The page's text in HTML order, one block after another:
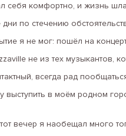
себя комфортно, и жизнь
по стечению
я не мог: пошёл на
не из тех музыкантов,
всегда рад
выступить в моём родном
вечер я наобещал много